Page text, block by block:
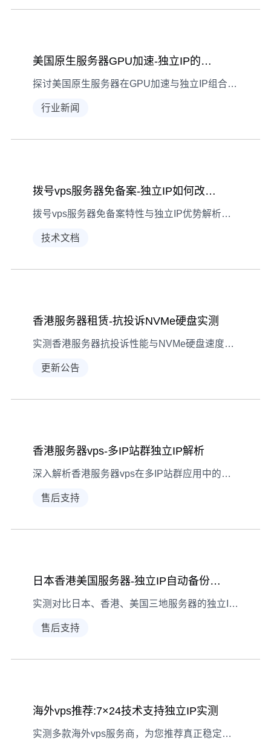
美国原生服务器GPU加速-独立IP的实战价值
探讨美国原生服务器在GPU加速与独立IP组合下的实际应用优势
行业新闻
拨号vps服务器免备案-独立IP如何改变你的网络体验
拨号vps服务器免备案特性与独立IP优势解析，助您突破网络限制
技术文档
香港服务器租赁-抗投诉NVMe硬盘实测
实测香港服务器抗投诉性能与NVMe硬盘速度表现，为您揭示真实数据。
更新公告
香港服务器vps-多IP站群独立IP解析
深入解析香港服务器vps在多IP站群应用中的优势，以及独立IP如何提升业务稳定性
售后支持
日本香港美国服务器-独立IP自动备份实测
实测对比日本、香港、美国三地服务器的独立IP性能与自动备份功能，为您选择海外服务器提供专业参考
售后支持
海外vps推荐:7×24技术支持独立IP实测
实测多款海外vps服务商，为您推荐真正稳定可靠的独立IP服务器